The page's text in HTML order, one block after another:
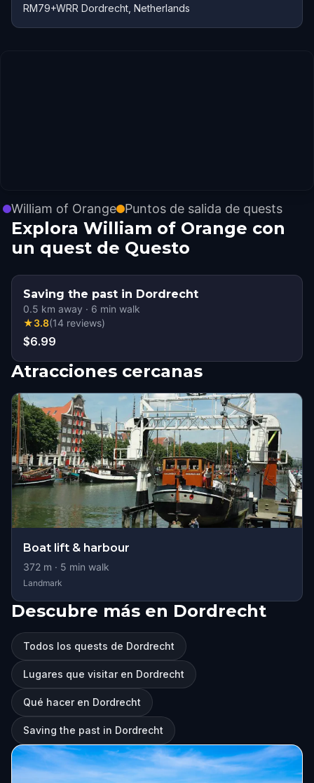
RM79+WRR Dordrecht, Netherlands
William of Orange Puntos de salida de quests
Explora William of Orange con
un quest de Questo
Saving the past in Dordrecht
0.5 km away · 6 min walk
★3.8(14 reviews)
$6.99
Atracciones cercanas
Boat lift & harbour
372 m · 5 min walk
Landmark
Descubre más en Dordrecht
Todos los quests de Dordrecht
Lugares que visitar en Dordrecht
Qué hacer en Dordrecht
Saving the past in Dordrecht